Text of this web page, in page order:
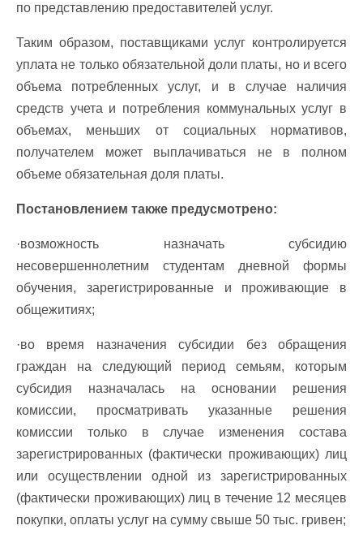
по представлению предоставителей услуг.
Таким образом, поставщиками услуг контролируется
уплата не только обязательной доли платы, но и всего
объема потребленных услуг, и в случае наличия
средств учета и потребления коммунальных услуг в
объемах, меньших от социальных нормативов,
получателем может выплачиваться не в полном
объеме обязательная доля платы.
Постановлением также предусмотрено:
·возможность назначать субсидию
несовершеннолетним студентам дневной формы
обучения, зарегистрированные и проживающие в
общежитиях;
·во время назначения субсидии без обращения
граждан на следующий период семьям, которым
субсидия назначалась на основании решения
комиссии, просматривать указанные решения
комиссии только в случае изменения состава
зарегистрированных (фактически проживающих) лиц
или осуществлении одной из зарегистрированных
(фактически проживающих) лиц в течение 12 месяцев
покупки, оплаты услуг на сумму свыше 50 тыс. гривен;